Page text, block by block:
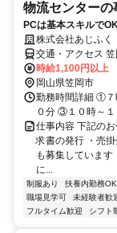
物流センターの
PCは基本スキルで
株式会社あじふ
交通・アクセス
時給1,100円以上
岡山県笠岡市
勤務時間詳細 ①７
０分 ③１０時～
仕事内容 下記の
求書の発行 ・売
も募集していま
に...
制服あり 扶養内勤務OK
職場見学可
未経験者歓
フルタイム歓迎
シフト